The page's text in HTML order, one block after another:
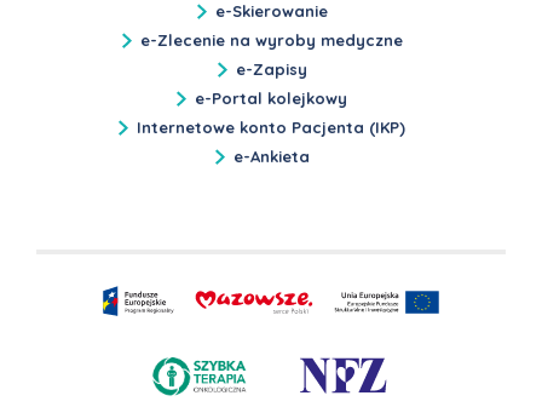
e-Skierowanie
e-Zlecenie na wyroby medyczne
e-Zapisy
e-Portal kolejkowy
Internetowe konto Pacjenta (IKP)
e-Ankieta